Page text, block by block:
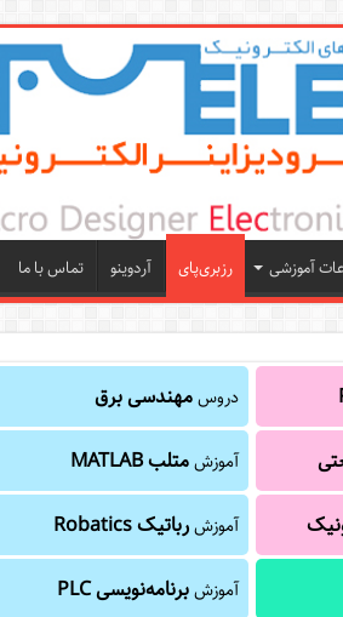
آموزشی رزبری‌پای آردوینو تماس با ما
دروسمهندسی برق
آموزشمتلب MATLAB
آموزشرباتیک Robatics
آموزشبرنامه‌نویسی PLC